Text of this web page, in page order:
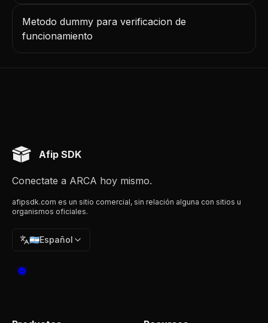
Metodo dummy para verificacion de
funcionamiento
Afip SDK
Conectate a ARCA hoy mismo.
afipsdk.com es un sitio comercial, sin relación alguna con sitios u
organismos oficiales.
🇦🇷Español